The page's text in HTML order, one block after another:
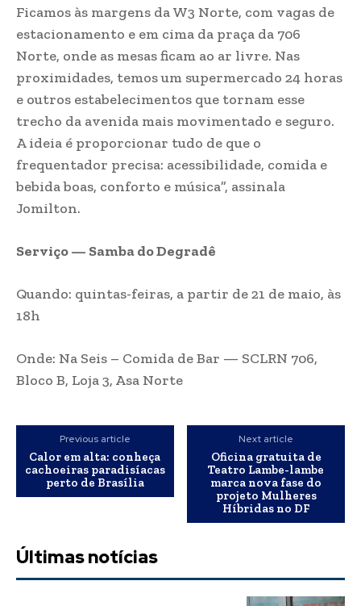
Ficamos às margens da W3 Norte, com vagas de
estacionamento e em cima da praça da 706
Norte, onde as mesas ficam ao ar livre. Nas
proximidades, temos um supermercado 24 horas
e outros estabelecimentos que tornam esse
trecho da avenida mais movimentado e seguro.
A ideia é proporcionar tudo de que o
frequentador precisa: acessibilidade, comida e
bebida boas, conforto e música”, assinala
Jomilton.
Serviço — Samba do Degradê
Quando: quintas-feiras, a partir de 21 de maio, às
18h
Onde: Na Seis – Comida de Bar — SCLRN 706,
Bloco B, Loja 3, Asa Norte
Previous article
Calor em alta: conheça
cachoeiras paradisíacas
perto de Brasília
Next article
Oficina gratuita de
Teatro Lambe-lambe
marca nova fase do
projeto Mulheres
Híbridas no DF
Últimas notícias